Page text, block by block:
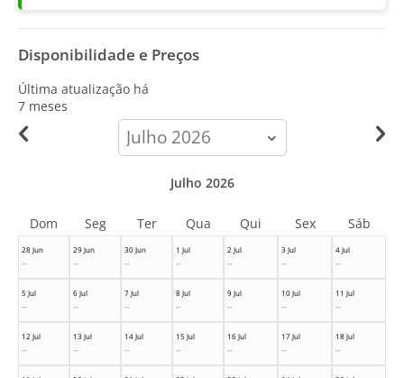
Disponibilidade e Preços
Última atualização há
7 meses
calendar-
month
28 Jun
--
29 Jun
--
30 Jun
--
1 Jul
--
2 Jul
--
3 Jul
--
4 Jul
--
5 Jul
--
6 Jul
--
7 Jul
--
8 Jul
--
9 Jul
--
10 Jul
--
11 Jul
--
12 Jul
--
13 Jul
--
14 Jul
--
15 Jul
--
16 Jul
--
17 Jul
--
18 Jul
--
Julho 2026
Dom Seg Ter Qua Qui Sex Sáb